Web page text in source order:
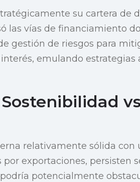
su cartera de
las vías de financiamiento
gestión de riesgos para
emulando estrategias
relativamente sólida con
por exportaciones, persisten
potencialmente